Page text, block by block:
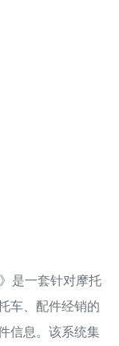
是一套针对摩托
车、配件经销的
信息。该系统集